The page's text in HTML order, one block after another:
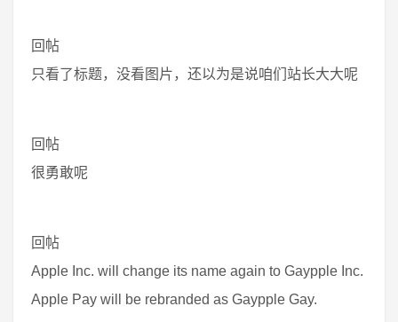
回帖
只看了标题，没看图片，还以为是说咱们站长大大呢
回帖
很勇敢呢
回帖
Apple Inc. will change its name again to Gaypple Inc.
Apple Pay will be rebranded as Gaypple Gay.